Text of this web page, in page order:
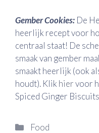
Gember Cookies: De
heerlijk recept voor
centraal staat! De
smaak van gember
smaakt heerlijk (ook
houdt). Klik hiervoor
Spiced Ginger
Categorieën
Food